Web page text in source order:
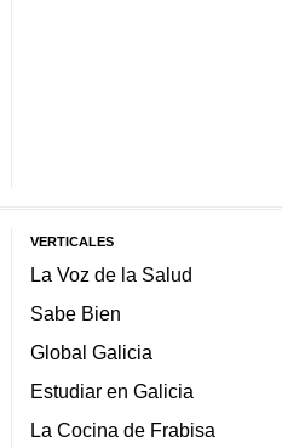
VERTICALES
La Voz de la Salud
Sabe Bien
Global Galicia
Estudiar en Galicia
La Cocina de Frabisa